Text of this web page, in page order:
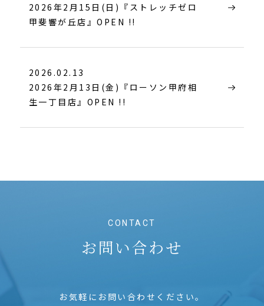
2026年2月15日(日)『ストレッチゼロ
甲斐響が丘店』OPEN !!
2026.02.13
2026年2月13日(金)『ローソン甲府相
生一丁目店』OPEN !!
CONTACT
お問い合わせ
お気軽にお問い合わせください。